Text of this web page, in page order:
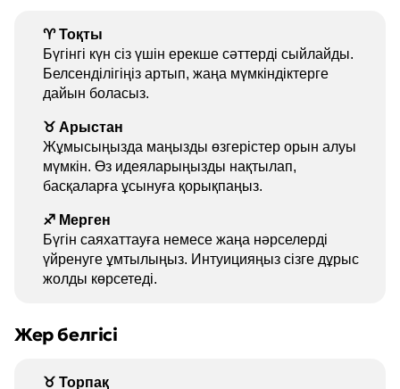
♈ Тоқты
Бүгінгі күн сіз үшін ерекше сәттерді сыйлайды.
Белсенділігіңіз артып, жаңа мүмкіндіктерге
дайын боласыз.
♉ Арыстан
Жұмысыңызда маңызды өзгерістер орын алуы
мүмкін. Өз идеяларыңызды нақтылап,
басқаларға ұсынуға қорықпаңыз.
♐ Мерген
Бүгін саяхаттауға немесе жаңа нәрселерді
үйренуге ұмтылыңыз. Интуицияңыз сізге дұрыс
жолды көрсетеді.
Жер белгісі
♉ Торпақ